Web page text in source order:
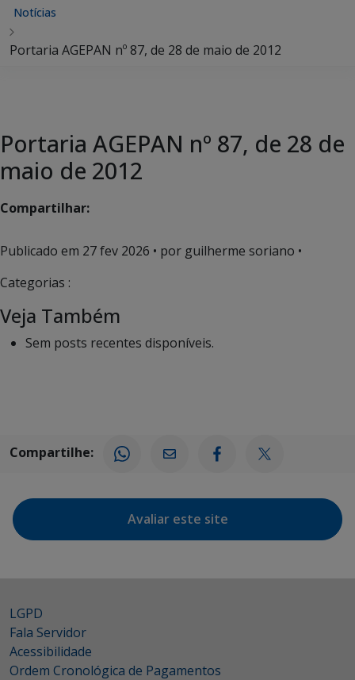
Notícias
Portaria AGEPAN nº 87, de 28 de maio de 2012
Portaria AGEPAN nº 87, de 28 de
maio de 2012
Compartilhar:
Publicado em 27 fev 2026 • por guilherme soriano •
Categorias :
Veja Também
Sem posts recentes disponíveis.
Compartilhe:
Avaliar este site
LGPD
Fala Servidor
Acessibilidade
Ordem Cronológica de Pagamentos